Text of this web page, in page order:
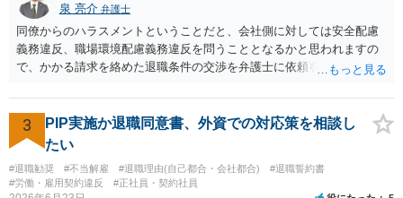
泉 亮介 弁護士
同僚からのハラスメントということだと、会社側に対しては安全配慮
義務違反、職場環境配慮義務違反を問うこととなるかと思われますの
で、かかる請求を絡めた退職条件の交渉を弁護士に依頼をされた方が
くなり全て弁護士が窓口となるため精神的な負担も軽くなるでしょ
う。
3
PIP実施か退職同意書、外資での対応策を相談し
たい
#退職勧奨 #不当解雇 #退職理由(自己都合・会社都合)
#退職誓約書
#労働・雇用契約違反
#正社員・契約社員